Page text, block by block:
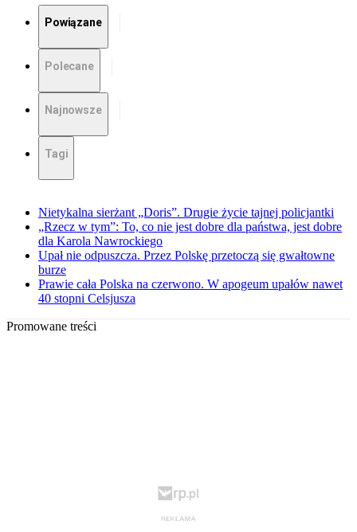
Powiązane
Polecane
Najnowsze
Tagi
Nietykalna sierżant „Doris”. Drugie życie tajnej policjantki
„Rzecz w tym”: To, co nie jest dobre dla państwa, jest dobre
dla Karola Nawrockiego
Upał nie odpuszcza. Przez Polskę przetoczą się gwałtowne
burze
Prawie cała Polska na czerwono. W apogeum upałów nawet
40 stopni Celsjusza
Promowane treści